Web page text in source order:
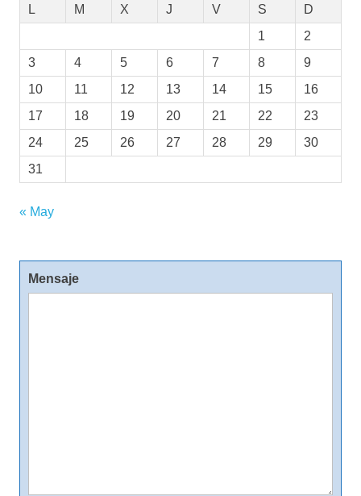
L
M X J V S
D
1
2
3
4 5 6 7 8
9
10
11 12 13 14 15
16
17
18 19 20 21 22
23
24
25 26 27 28 29
30
31
« May
Mensaje